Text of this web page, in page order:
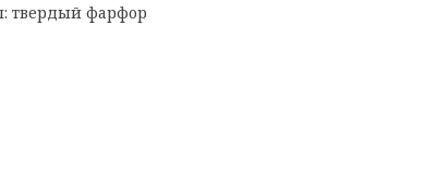
твердый фарфор